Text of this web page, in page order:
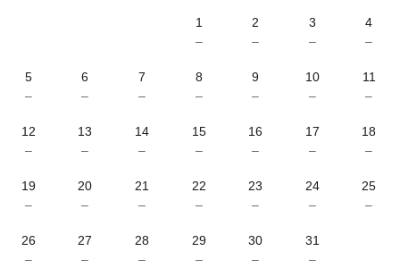
1
–
2
–
3
–
4
–
5
–
6
–
7
–
8
–
9
–
10
–
11
–
12
–
13
–
14
–
15
–
16
–
17
–
18
–
19
–
20
–
21
–
22
–
23
–
24
–
25
–
26
–
27
–
28
–
29
–
30
–
31
–